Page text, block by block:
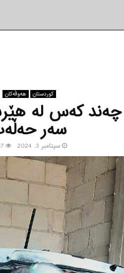
كوردستان هه‌واڵه‌کان
چه‌ند كه‌س له‌
سه‌ر
سپتامبر 3, 2024